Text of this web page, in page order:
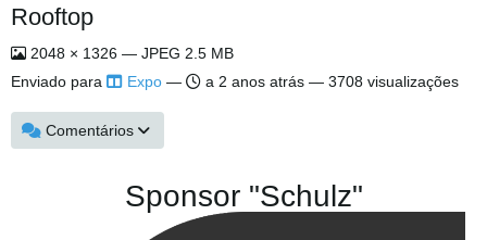
Rooftop
2048 × 1326 — JPEG 2.5 MB
Enviado para
Expo — a 2 anos atrás — 3708 visualizações
Comentários
Sponsor "Schulz"